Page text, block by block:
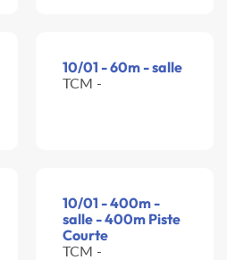
10/01 - 60m - salle
TCM -
10/01 - 400m -
salle - 400m Piste
Courte
TCM -